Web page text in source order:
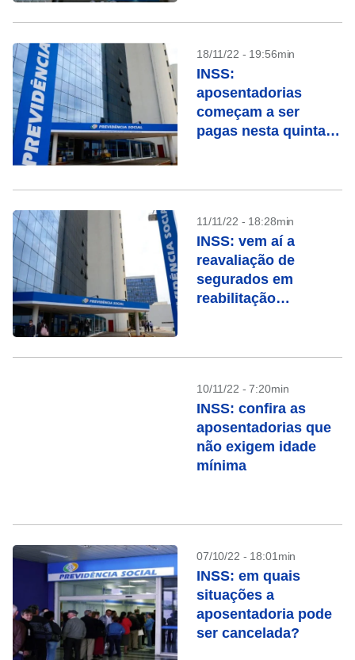
18/11/22 - 19:56min
INSS:
aposentadorias
começam a ser
pagas nesta quinta
11/11/22 - 18:28min
INSS: vem aí a
reavaliação de
segurados em
reabilitação
10/11/22 - 7:20min
INSS: confira as
aposentadorias que
não exigem idade
mínima
07/10/22 - 18:01min
INSS: em quais
situações a
aposentadoria pode
ser cancelada?